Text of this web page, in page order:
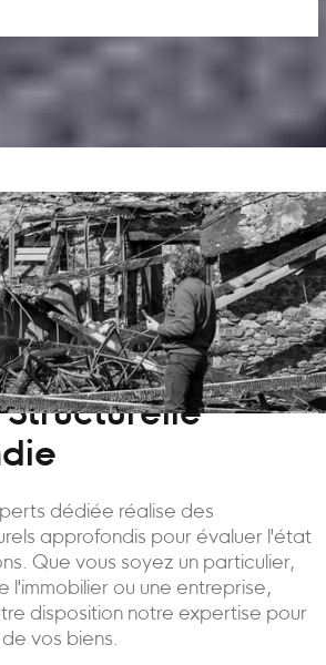
dédiée réalise des
approfondis pour évaluer l'état
Que vous soyez un particulier,
l'immobilier ou une entreprise,
disposition notre expertise pour
vos biens.